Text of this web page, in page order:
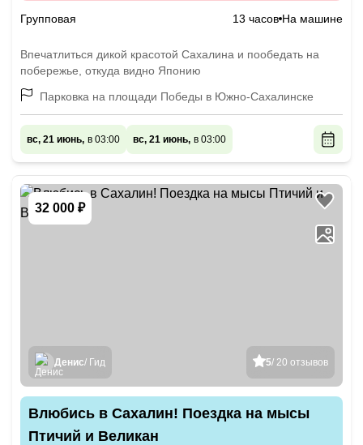
Групповая 13 часов На машине
Впечатлиться дикой красотой Сахалина и пообедать на
побережье, откуда видно Японию
Парковка на площади Победы в Южно-Сахалинске
вс, 21 июнь, в 03:00 вс, 21 июнь, в 03:00
32 000 ₽
5/ 20 отзывов
Денис/ Гид
Влюбись в Сахалин! Поездка на мысы
Птичий и Великан